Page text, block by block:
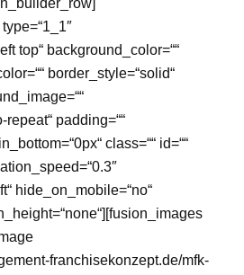
top“ background_color=““
border_style=“solid“
padding=““
class=““ id=““
hide_on_mobile=“no“
franchisekonzept.de/mfk-